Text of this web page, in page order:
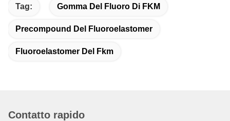
Tag: Gomma Del Fluoro Di FKM
Precompound Del Fluoroelastomer
Fluoroelastomer Del Fkm
Contatto rapido